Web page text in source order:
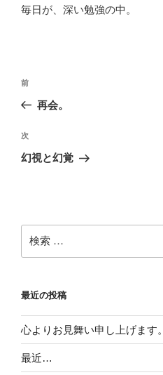
毎日が、深い勉強の中。
投
ビ
ゲ
ン
過
去
投
稿
前
再会。
次
の
次
幻視と幻覚
検
索:
最近の投稿
心よりお見舞い申し上げます。
最近…